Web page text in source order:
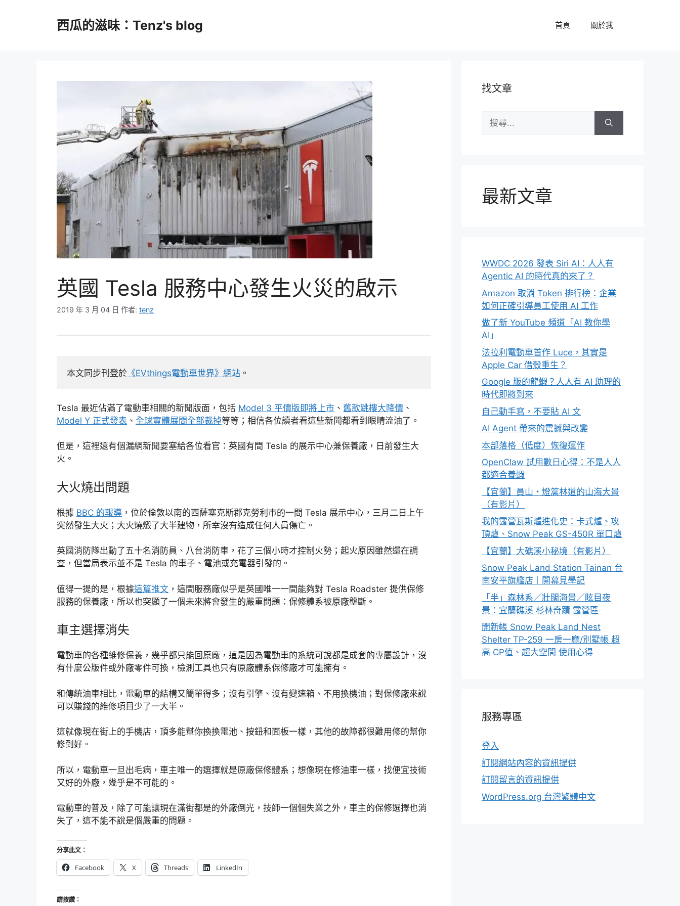
西瓜的滋味：Tenz's blog 首頁 關於我
英國 Tesla 服務中心發生火災的啟示
2019 年 3 月 04 日 作者: tenz
本文同步刊登於 《EVthings電動車世界》網站 。
Tesla 最近佔滿了電動車相關的新聞版面，包括 Model 3 平價版即將上市 、 舊款跳樓大降價 、
Model Y 正式發表 、 全球實體展間全部裁掉等等；相信各位讀者看這些新聞都看到眼睛流油了。
但是，這裡還有個漏網新聞要塞給各位看官：英國有間 Tesla 的展示中心兼保養廠，日前發生大
火。
大火燒出問題
根據 BBC 的報導 ，位於倫敦以南的西薩塞克斯郡克勞利市的一間 Tesla 展示中心，三月二日上午
突然發生大火；大火燒燬了大半建物，所幸沒有造成任何人員傷亡。
英國消防隊出動了五十名消防員、八台消防車，花了三個小時才控制火勢；起火原因雖然還在調
查，但當局表示並不是 Tesla 的車子、電池或充電器引發的。
值得一提的是，根據這篇推文 ，這間服務廠似乎是英國唯一一間能夠對 Tesla Roadster 提供保修
服務的保養廠，所以也突顯了一個未來將會發生的嚴重問題：保修體系被原廠壟斷。
車主選擇消失
電動車的各種維修保養，幾乎都只能回原廠，這是因為電動車的系統可說都是成套的專屬設計，沒
有什麼公版件或外廠零件可換，檢測工具也只有原廠體系保修廠才可能擁有。
和傳統油車相比，電動車的結構又簡單得多；沒有引擎、沒有變速箱、不用換機油；對保修廠來說
可以賺錢的維修項目少了一大半。
這就像現在街上的手機店，頂多能幫你換換電池、按鈕和面板一樣，其他的故障都很難用修的幫你
修到好。
所以，電動車一旦出毛病，車主唯一的選擇就是原廠保修體系；想像現在修油車一樣，找便宜技術
又好的外廠，幾乎是不可能的。
電動車的普及，除了可能讓現在滿街都是的外廠倒光，技師一個個失業之外，車主的保修選擇也消
失了，這不能不說是個嚴重的問題。
分享此文：
Facebook X Threads LinkedIn
請按讚：
找文章
尋:
最新文章
WWDC 2026 發表 Siri AI：人人有
Agentic AI 的時代真的來了？
Amazon 取消 Token 排行榜：企業
如何正確引導員工使用 AI 工作
做了新 YouTube 頻道「AI 教你學
AI」
法拉利電動車首作 Luce，其實是
Apple Car 借殼重生？
Google 版的龍蝦？人人有 AI 助理的
時代即將到來
自己動手寫，不要貼 AI 文
AI Agent 帶來的震撼與改變
本部落格（低度）恢復運作
OpenClaw 試用數日心得：不是人人
都適合養蝦
【宜蘭】員山・燈篙林道的山海大景
（有影片）
我的露營瓦斯爐進化史：卡式爐、攻
頂爐、Snow Peak GS-450R 單口爐
【宜蘭】大礁溪小秘境（有影片）
Snow Peak Land Station Tainan 台
南安平旗艦店｜開幕見學記
「半」森林系／壯闊海景／眩目夜
景：宜蘭礁溪 杉林奇蹟 露營區
開新帳 Snow Peak Land Nest
Shelter TP-259 一房一廳/別墅帳 超
高 CP值、超大空間 使用心得
服務專區
登入
訂閱網站內容的資訊提供
訂閱留言的資訊提供
WordPress.org 台灣繁體中文